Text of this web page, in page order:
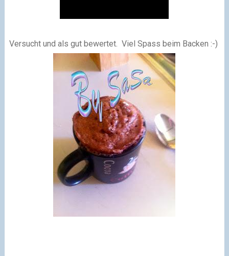
Versucht und als gut bewertet. Viel Spass beim Backen :-)